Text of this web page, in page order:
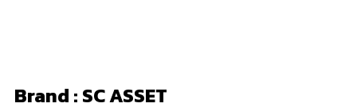
Brand : SC ASSET